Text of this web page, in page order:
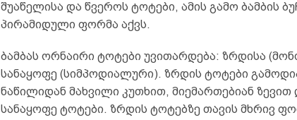
შუაწელისა და წვეროს ტოტები, ამის გამო ბამბის
პირამიდული ფორმა აქვს.
ბამბას ორნაირი ტოტები უვითარდება: ზრდისა
სანაყოფე (სიმპოდიალური). ზრდის ტოტები
ნაწილიდან მახვილი კუთხით, მიემართებიან
სანაყოფე ტოტები. ზრდის ტოტებზე თავის მხრივ